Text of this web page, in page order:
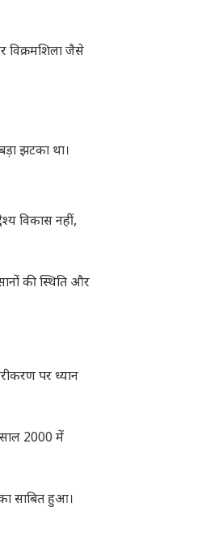
विक्रमशिला जैसे
झटका था।
विकास नहीं,
की स्थिति और
पर ध्यान
2000 में
साबित हुआ।